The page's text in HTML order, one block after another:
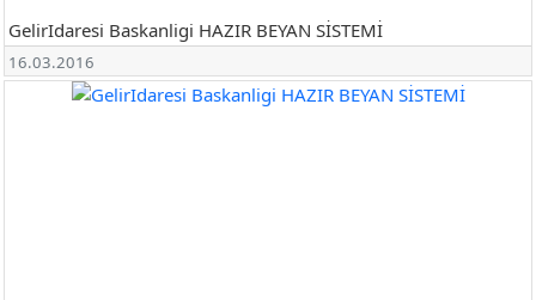
GelirIdaresi Baskanligi HAZIR BEYAN SİSTEMİ
16.03.2016